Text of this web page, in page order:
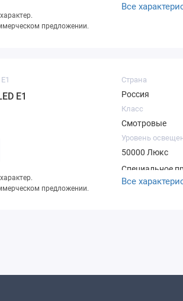
предложении.
ценыСкидка
Все
E1
предложении.
Страна
Россия
Класс
Смотровые
Уровень
50000 Люкс
Специальное
ценыСкидка на
Все